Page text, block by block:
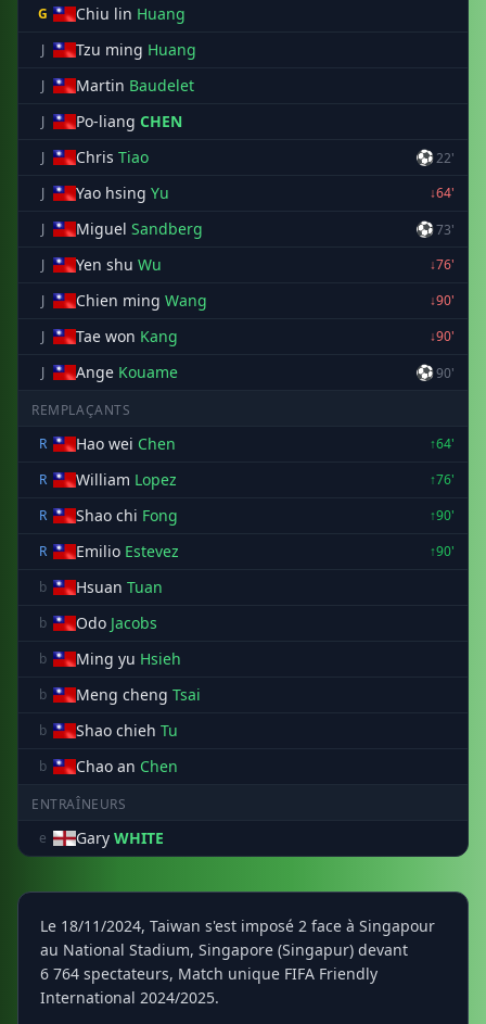
G Chiu lin Huang
J Tzu ming Huang
J Martin Baudelet
J Po-liang CHEN
J Chris Tiao ⚽22'
J
Yao hsing Yu
↓64'
J
Miguel Sandberg ⚽73'
J
Yen shu Wu
↓76'
J
Chien ming Wang
↓90'
J
Tae won Kang
↓90'
J
Ange Kouame ⚽90'
REMPLAÇANTS
R
Hao wei Chen
↑64'
R
William Lopez
↑76'
R
Shao chi Fong
↑90'
R
Emilio Estevez
↑90'
b
Hsuan Tuan
b Odo Jacobs
b Ming yu Hsieh
b Meng cheng Tsai
b Shao chieh Tu
b Chao an Chen
ENTRAÎNEURS
e
Gary WHITE
Le 18/11/2024, Taiwan s'est imposé 2 face à Singapour
au National Stadium, Singapore (Singapur) devant
6 764 spectateurs, Match unique FIFA Friendly
International 2024/2025.